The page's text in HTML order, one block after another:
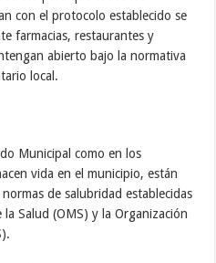
con el protocolo establecido se
farmacias, restaurantes y
abierto bajo la normativa
local.
Municipal como en los
vida en el municipio, están
de salubridad establecidas
Salud (OMS) y la Organización